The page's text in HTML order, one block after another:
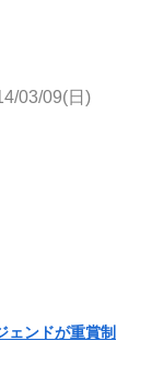
03/09(日)
ェンドが重賞制